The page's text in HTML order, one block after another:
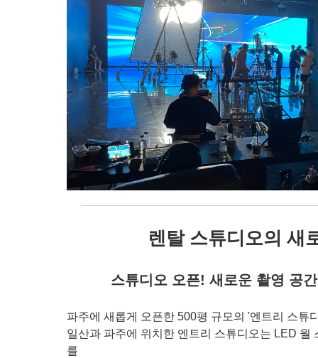
렌탈 스튜디오의 새
스튜디오 오픈! 새로운 촬영 공
파주에 새롭게 오픈한 500평 규모의 '엔트리 스튜
일산과 파주에 위치한 엔트리 스튜디오는 LED 월
를